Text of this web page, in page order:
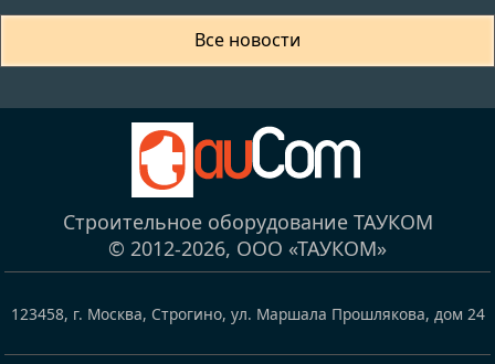
Все новости
Строительное оборудование ТАУКОМ
© 2012-2026, ООО «ТАУКОМ»
123458, г. Москва, Строгино, ул. Маршала Прошлякова, дом 24